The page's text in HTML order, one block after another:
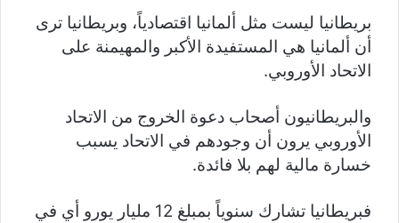
بريطانيا ليست مثل ألمانيا اقتصادياً، وبريطانيا ترى
أن ألمانيا هي المستفيدة الأكبر والمهيمنة على
الاتحاد الأوروبي.
والبريطانيون أصحاب دعوة الخروج من الاتحاد
الأوروبي يرون أن وجودهم في الاتحاد يسبب
خسارة مالية لهم بلا فائدة.
فبريطانيا تشارك سنوياً بمبلغ 12 مليار يورو أي في